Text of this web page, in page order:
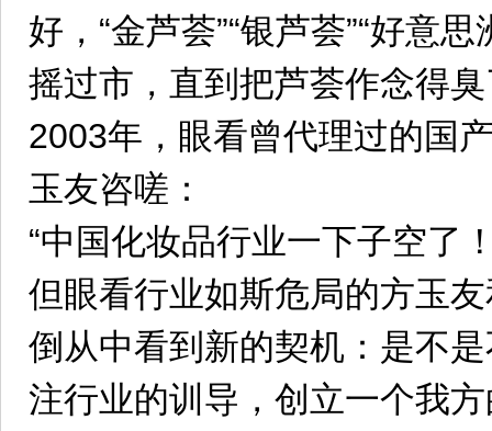
好，“金芦荟”“银芦荟”“好意
摇过市，直到把芦荟作念得
2003年，眼看曾代理过的国
玉友咨嗟：
“中国化妆品行业一下子空了
但眼看行业如斯危局的方玉
倒从中看到新的契机：是不
注行业的训导，创立一个我